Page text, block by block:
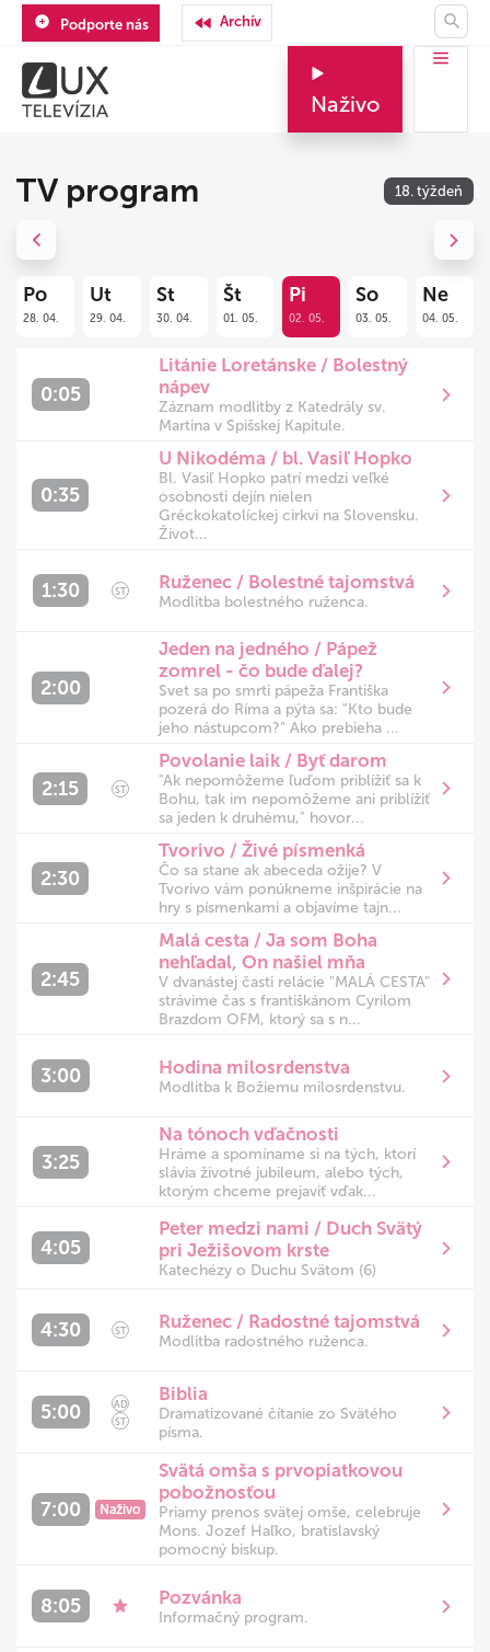
Podporte nás Archív
Naživo
TV program 18. týždeň
Po
28. 04.
Ut
29. 04.
St
30. 04.
Št
01. 05.
Pi
02. 05.
So
03. 05.
Ne
04. 05.
Previous Next
0:05
Litánie Loretánske / Bolestný
nápev
Záznam modlitby z Katedrály sv.
Martina v Spišskej Kapitule.
0:35
U Nikodéma / bl. Vasiľ Hopko
Bl. Vasiľ Hopko patrí medzi veľké
osobnosti dejín nielen
Gréckokatolíckej cirkvi na Slovensku.
Život...
1:30 ST Ruženec / Bolestné tajomstvá
Modlitba bolestného ruženca.
2:00
Jeden na jedného / Pápež
zomrel - čo bude ďalej?
Svet sa po smrti pápeža Františka
pozerá do Ríma a pýta sa: "Kto bude
jeho nástupcom?" Ako prebieha ...
2:15 ST
Povolanie laik / Byť darom
"Ak nepomôžeme ľuďom priblížiť sa k
Bohu, tak im nepomôžeme ani priblížiť
sa jeden k druhému," hovor...
2:30
Tvorivo / Živé písmenká
Čo sa stane ak abeceda ožije? V
Tvorivo vám ponúkneme inšpirácie na
hry s písmenkami a objavíme tajn...
2:45
Malá cesta / Ja som Boha
nehľadal, On našiel mňa
V dvanástej časti relácie "MALÁ CESTA"
strávime čas s františkánom Cyrilom
Brazdom OFM, ktorý sa s n...
3:00 Hodina milosrdenstva
Modlitba k Božiemu milosrdenstvu.
3:25
Na tónoch vďačnosti
Hráme a spomíname si na tých, ktorí
slávia životné jubileum, alebo tých,
ktorým chceme prejaviť vďak...
4:05
Peter medzi nami / Duch Svätý
pri Ježišovom krste
Katechézy o Duchu Svätom (6)
4:30 ST Ruženec / Radostné tajomstvá
Modlitba radostného ruženca.
5:00
AD
ST
Biblia
Dramatizované čítanie zo Svätého
písma.
7:00 Naživo
Svätá omša s prvopiatkovou
pobožnosťou
Priamy prenos svätej omše, celebruje
Mons. Jozef Haľko, bratislavský
pomocný biskup.
8:05 Pozvánka
Informačný program.